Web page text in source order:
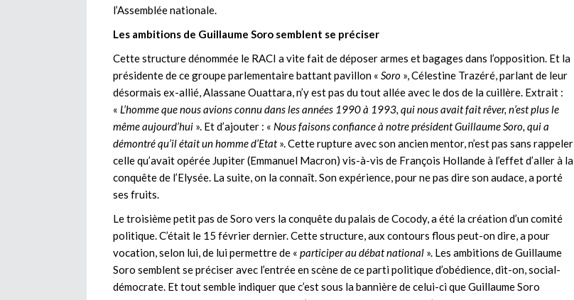
l’Assemblée nationale.
Les ambitions de Guillaume Soro semblent se préciser
Cette structure dénommée le RACI a vite fait de déposer armes et bagages dans l’opposition. Et la
présidente de ce groupe parlementaire battant pavillon « Soro », Célestine Trazéré, parlant de leur
désormais ex-allié, Alassane Ouattara, n’y est pas du tout allée avec le dos de la cuillère. Extrait :
« L’homme que nous avions connu dans les années 1990 à 1993, qui nous avait fait rêver, n’est plus le
même aujourd’hui ». Et d’ajouter : « Nous faisons confiance à notre président Guillaume Soro, qui a
démontré qu’il était un homme d’Etat». Cette rupture avec son ancien mentor, n’est pas sans rappeler
celle qu’avait opérée Jupiter (Emmanuel Macron) vis-à-vis de François Hollande à l’effet d’aller à la
conquête de l’Elysée. La suite, on la connaît. Son expérience, pour ne pas dire son audace, a porté
ses fruits.
Le troisième petit pas de Soro vers la conquête du palais de Cocody, a été la création d’un comité
politique. C’était le 15 février dernier. Cette structure, aux contours flous peut-on dire, a pour
vocation, selon lui, de lui permettre de « participer au débat national ». Les ambitions de Guillaume
Soro semblent se préciser avec l’entrée en scène de ce parti politique d’obédience, dit-on, social-
démocrate. Et tout semble indiquer que c’est sous la bannière de celui-ci que Guillaume Soro